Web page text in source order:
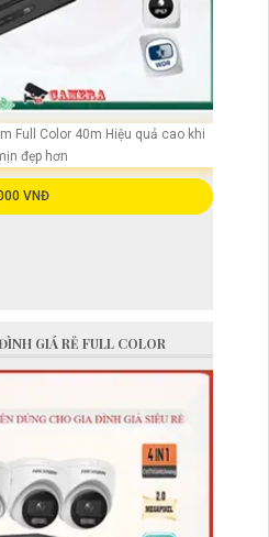
Full Color 40m Hiệu quả cao khi
đẹp hơn
VNĐ
GIÁ RẺ FULL COLOR